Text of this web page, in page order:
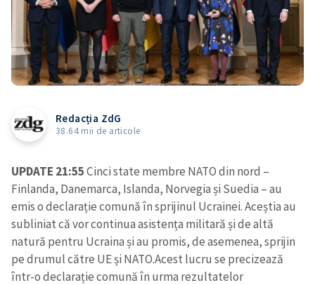
Redacția ZdG
38.64 mii de articole
UPDATE 21:55Cinci state membre NATO din nord –
Finlanda, Danemarca, Islanda, Norvegia și Suedia – au
emis o declarație comună în sprijinul Ucrainei. Aceștia au
subliniat că vor continua asistența militară și de altă
natură pentru Ucraina și au promis, de asemenea, sprijin
pe drumul către UE și NATO.Acest lucru se precizează
într-o declarație comună în urma rezultatelor